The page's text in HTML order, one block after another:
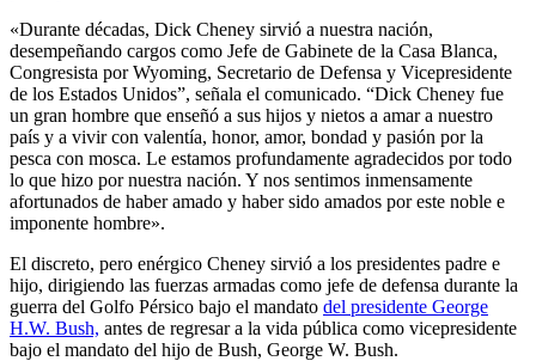
«Durante décadas, Dick Cheney sirvió a nuestra nación,
desempeñando cargos como Jefe de Gabinete de la Casa Blanca,
Congresista por Wyoming, Secretario de Defensa y Vicepresidente
de los Estados Unidos”, señala el comunicado. “Dick Cheney fue
un gran hombre que enseñó a sus hijos y nietos a amar a nuestro
país y a vivir con valentía, honor, amor, bondad y pasión por la
pesca con mosca. Le estamos profundamente agradecidos por todo
lo que hizo por nuestra nación. Y nos sentimos inmensamente
afortunados de haber amado y haber sido amados por este noble e
imponente hombre».
El discreto, pero enérgico Cheney sirvió a los presidentes padre e
hijo, dirigiendo las fuerzas armadas como jefe de defensa durante la
guerra del Golfo Pérsico bajo el mandato del presidente George
H.W. Bush, antes de regresar a la vida pública como vicepresidente
bajo el mandato del hijo de Bush, George W. Bush.